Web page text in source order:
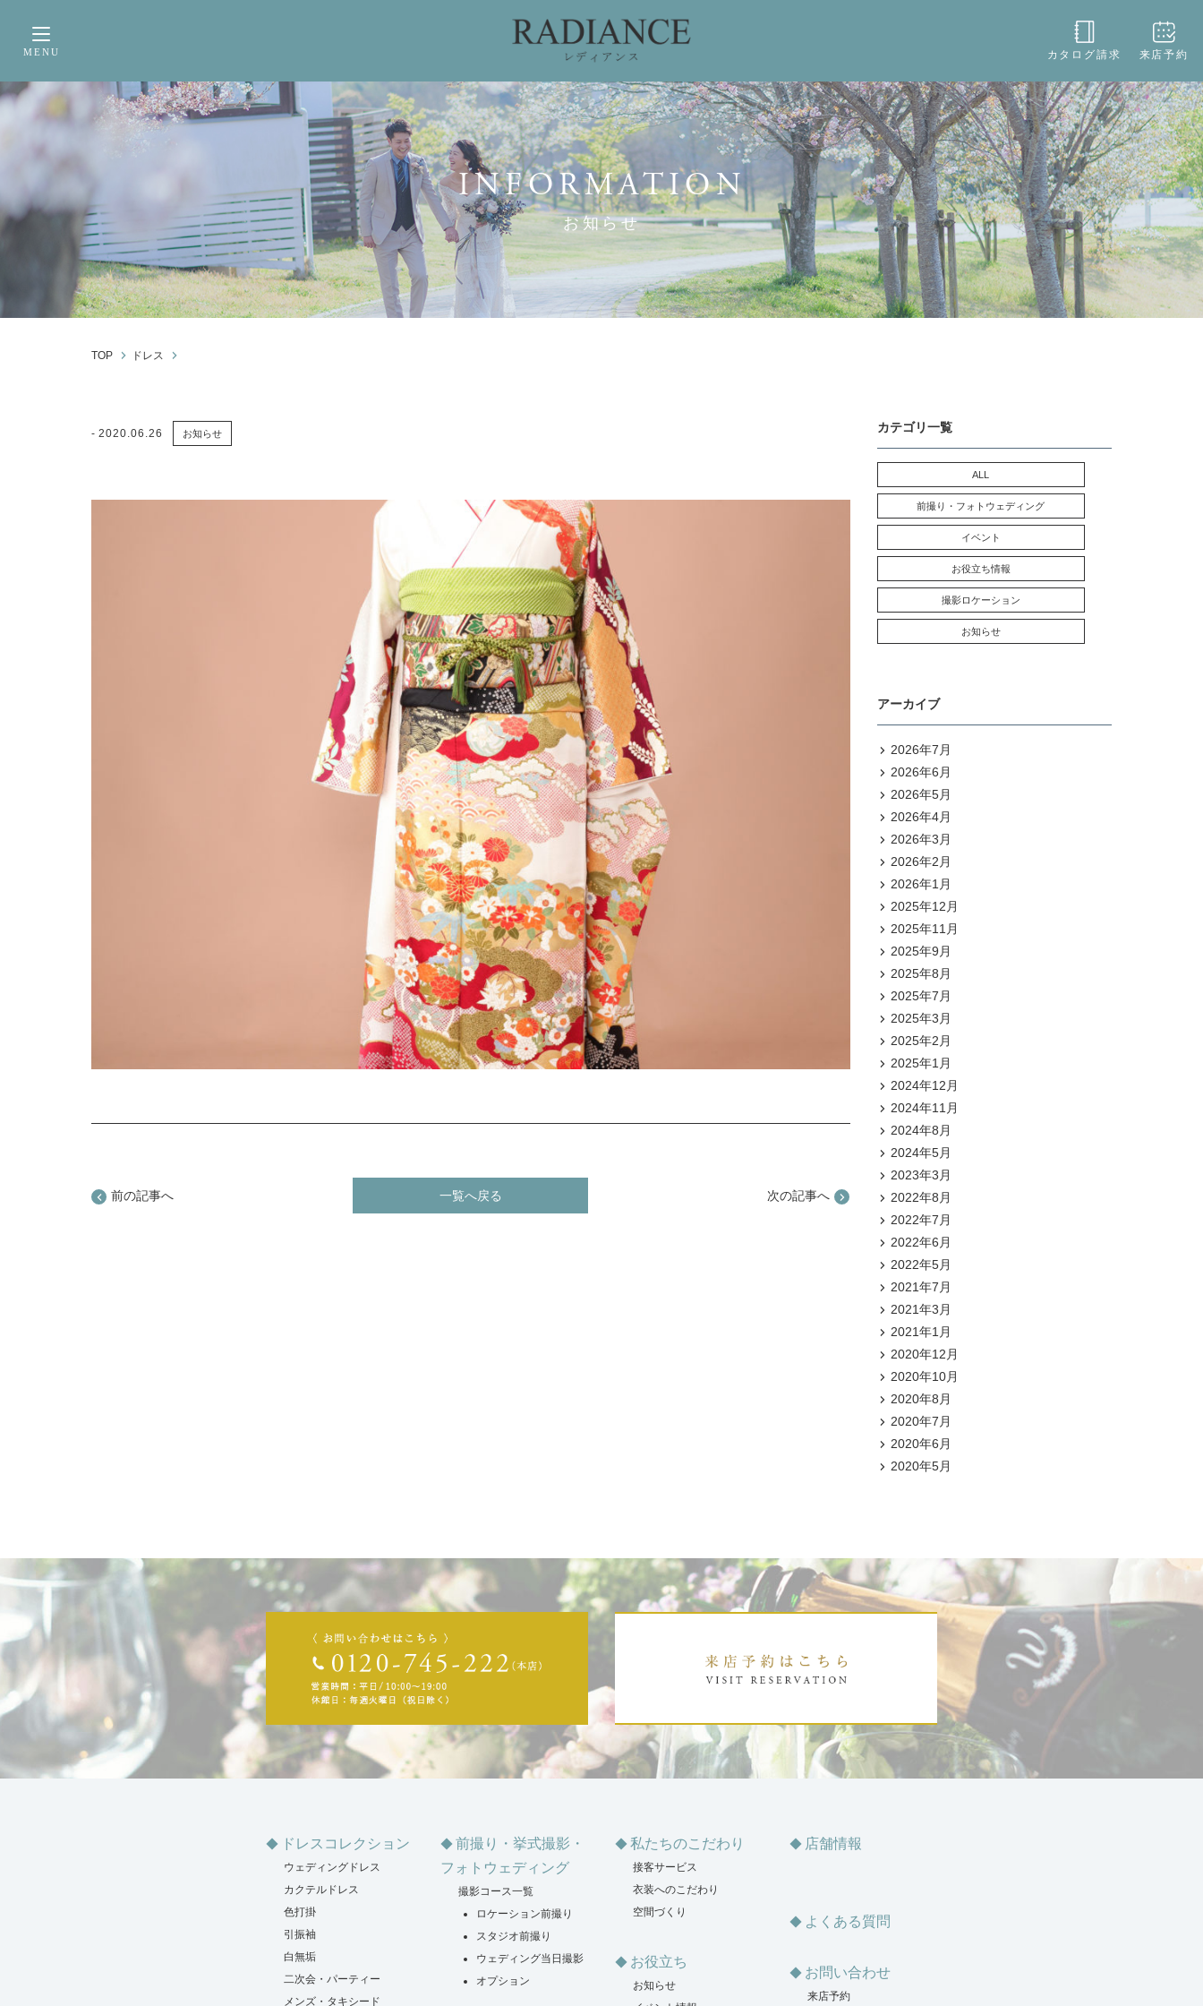
MENU カタログ請求 来店予約
お問い合わせ
INFORMATION
お知らせ
TOP ドレス
2020.06.26 お知らせ
前の記事へ 次の記事へ
一覧へ戻る
カテゴリ一覧
ALL
前撮り・フォトウェディング
イベント
お役立ち情報
撮影ロケーション
お知らせ
アーカイブ
2026年7月
2026年6月
2026年5月
2026年4月
2026年3月
2026年2月
2026年1月
2025年12月
2025年11月
2025年9月
2025年8月
2025年7月
2025年3月
2025年2月
2025年1月
2024年12月
2024年11月
2024年8月
2024年5月
2023年3月
2022年8月
2022年7月
2022年6月
2022年5月
2021年7月
2021年3月
2021年1月
2020年12月
2020年10月
2020年8月
2020年7月
2020年6月
2020年5月
ドレスコレクション
ウェディングドレス
カクテルドレス
色打掛
引振袖
白無垢
二次会・パーティー
メンズ・タキシード
前撮り・挙式撮影・
フォトウェディング
撮影コース一覧
ロケーション前撮り
スタジオ前撮り
ウェディング当日撮影
オプション
私たちのこだわり
接客サービス
衣装へのこだわり
空間づくり
お役立ち
お知らせ
店舗情報
よくある質問
お問い合わせ
来店予約